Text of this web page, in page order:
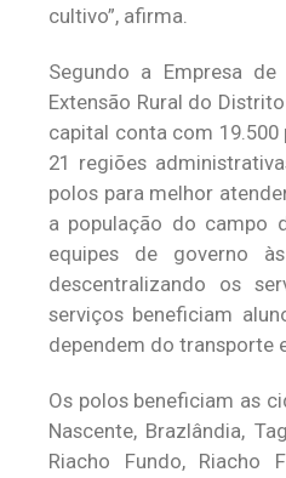
cultivo”, afirma.
Segundo a Empresa
Extensão Rural do
capital conta com
21 regiões
polos para melhor
a população do campo
equipes de governo
descentralizando os
serviços beneficiam
dependem do transporte
Os polos beneficiam as
Nascente, Brazlândia,
Riacho Fundo, Riacho